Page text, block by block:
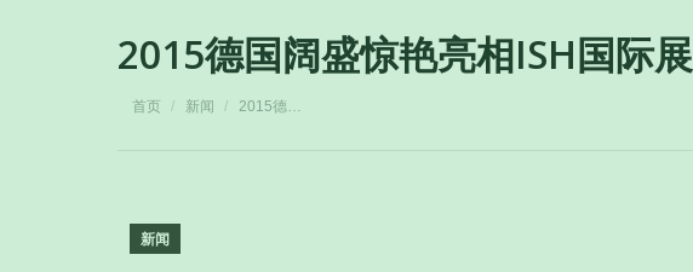
2015德国阔盛惊艳亮相ISH国际展
您在这里：
首页 新闻 2015德…
新闻